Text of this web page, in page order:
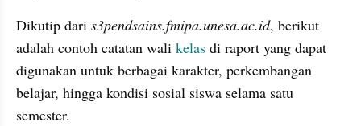
Dikutip dari s3pendsains.fmipa.unesa.ac.id, berikut
adalah contoh catatan wali kelas di raport yang dapat
digunakan untuk berbagai karakter, perkembangan
belajar, hingga kondisi sosial siswa selama satu
semester.